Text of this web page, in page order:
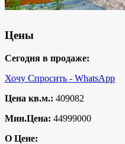
Цены
Сегодня в продаже:
Хочу Спросить - WhatsApp
Цена кв.м.: 409082
Мин.Цена: 44999000
О Цене: